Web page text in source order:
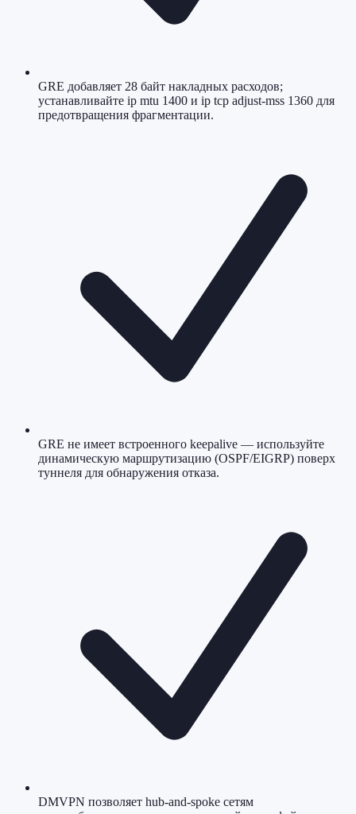
GRE добавляет 28 байт накладных расходов;
устанавливайте ip mtu 1400 и ip tcp adjust-mss 1360 для
предотвращения фрагментации.
GRE не имеет встроенного keepalive — используйте
динамическую маршрутизацию (OSPF/EIGRP) поверх
туннеля для обнаружения отказа.
DMVPN позволяет hub-and-spoke сетям